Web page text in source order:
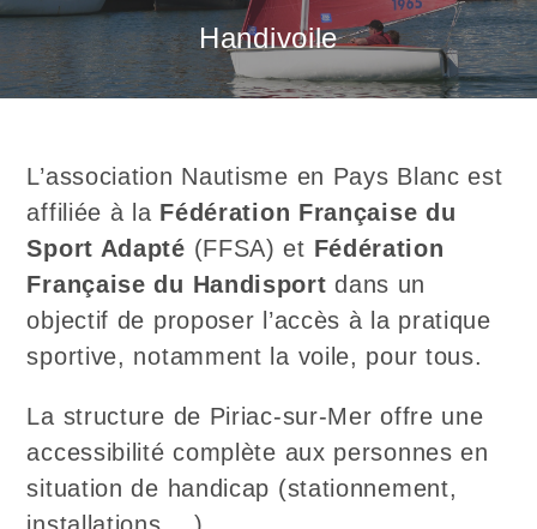
Handivoile
L’association Nautisme en Pays Blanc est
affiliée à la Fédération Française du
Sport Adapté (FFSA) et Fédération
Française du Handisport dans un
objectif de proposer l’accès à la pratique
sportive, notamment la voile, pour tous.
La structure de Piriac-sur-Mer offre une
accessibilité complète aux personnes en
situation de handicap (stationnement,